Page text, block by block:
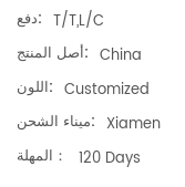
دفع: T/T,L/C
أصل المنتج: China
اللون: Customized
ميناء الشحن: Xiamen
المهلة：
120 Days